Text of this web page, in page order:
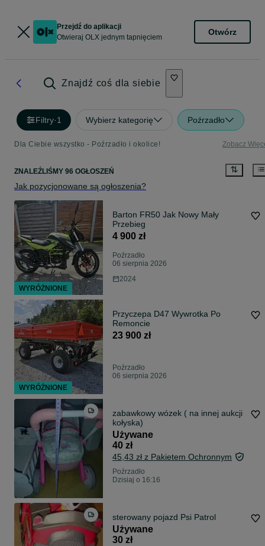
Przejdź do aplikacji
Otwieraj OLX jednym tapnięciem
Otwórz
Znajdź coś dla siebie
Filtry·1 Wybierz kategorię Poźrzadło
Dla Ciebie wszystko - Poźrzadło i okolice! Zobacz
ZNALEŹLIŚMY 96 OGŁOSZEŃ
Jak pozycjonowane są ogłoszenia?
Barton FR50 Jak Nowy Mały
Przebieg
4 900 zł
Poźrzadło
06 sierpnia 2026
2024
Przyczepa D47 Wywrotka Po
Remoncie
23 900 zł
Poźrzadło
06 sierpnia 2026
zabawkowy wózek ( na innej aukcji
kołyska)
Używane
40 zł
45,43 zł z Pakietem Ochronnym
Poźrzadło
Dzisiaj o 16:16
sterowany pojazd Psi Patrol
Używane
30 zł
WYRÓŻNIONE
WYRÓŻNIONE